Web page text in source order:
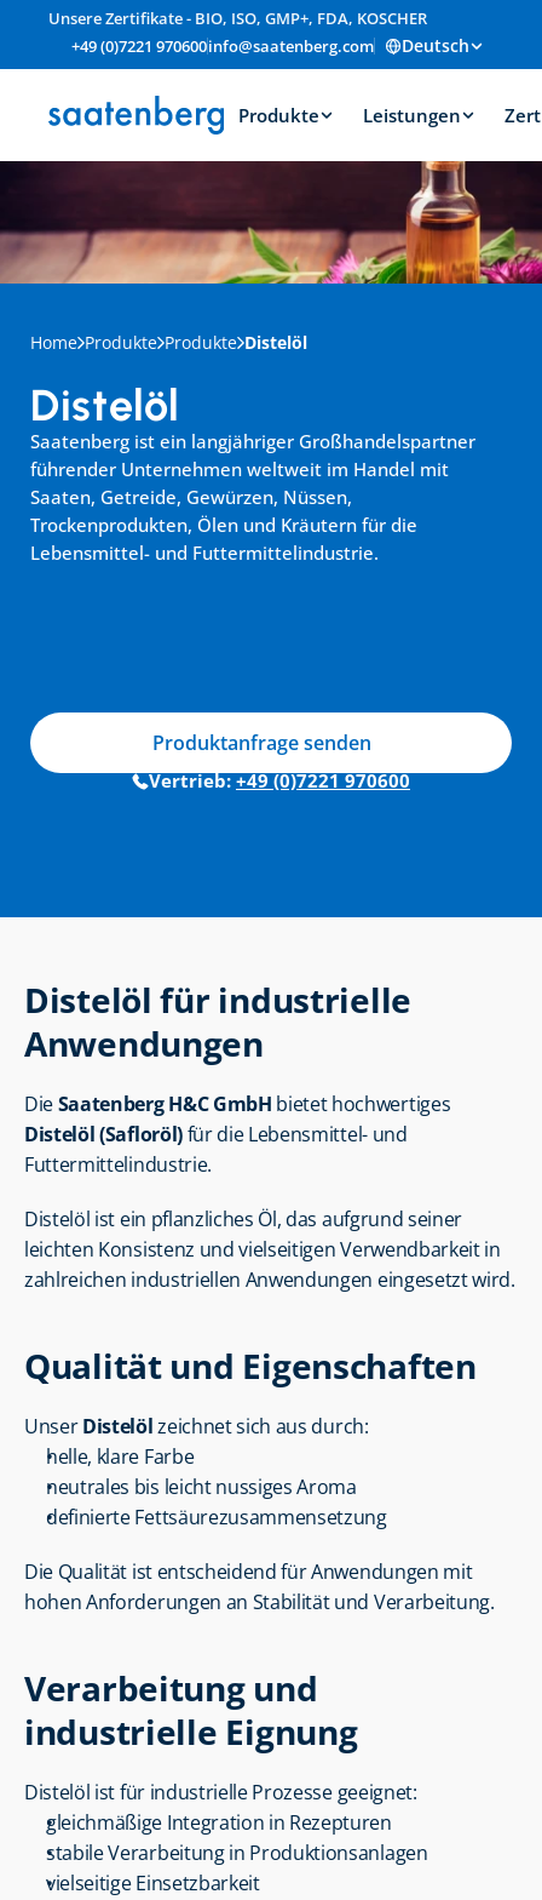
Unsere Zertifikate - BIO, ISO, GMP+, FDA, KOSCHER
+49 (0)7221 970600info@saatenberg.com Deutsch
Produkte Leistungen
Home Produkte Produkte Distelöl
Saatenberg ist ein langjähriger Großhandelspartner
führender Unternehmen weltweit im Handel mit
Saaten, Getreide, Gewürzen, Nüssen,
Trockenprodukten, Ölen und Kräutern für die
Lebensmittel- und Futtermittelindustrie.
Distelöl
Vertrieb: +49 (0)7221 970600
Produktanfrage senden
Distelöl für industrielle
Anwendungen
Die Saatenberg H&C GmbH
Distelöl (Safloröl) für die Lebensmittel- und
Futtermittelindustrie.
Distelöl ist ein pflanzliches Öl, das aufgrund seiner
leichten Konsistenz und vielseitigen Verwendbarkeit in
zahlreichen industriellen Anwendungen eingesetzt wird.
Qualität und Eigenschaften
Unser Distelöl zeichnet sich aus durch:
helle, klare Farbe
neutrales bis leicht nussiges Aroma
definierte Fettsäurezusammensetzung
Die Qualität ist entscheidend für Anwendungen mit
hohen Anforderungen an Stabilität und Verarbeitung.
Verarbeitung und
industrielle Eignung
Distelöl ist für industrielle Prozesse geeignet:
gleichmäßige Integration in Rezepturen
stabile Verarbeitung in Produktionsanlagen
vielseitige Einsetzbarkeit